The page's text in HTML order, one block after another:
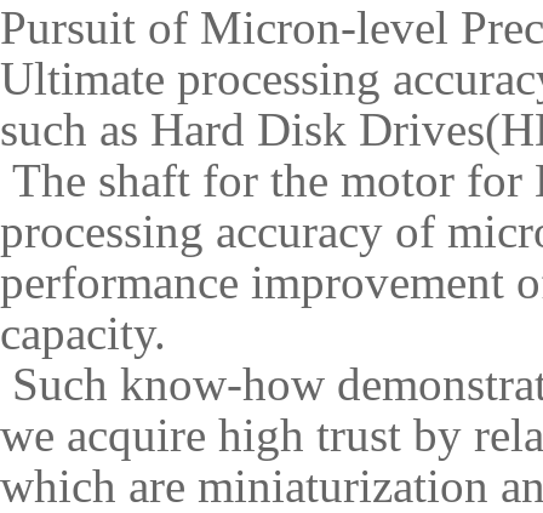
Pursuit of Micron-level
Ultimate processing
such as Hard Disk
The shaft for the motor for
processing accuracy of
performance improvement
capacity.
Such know-how
we acquire high trust by
which are miniaturization